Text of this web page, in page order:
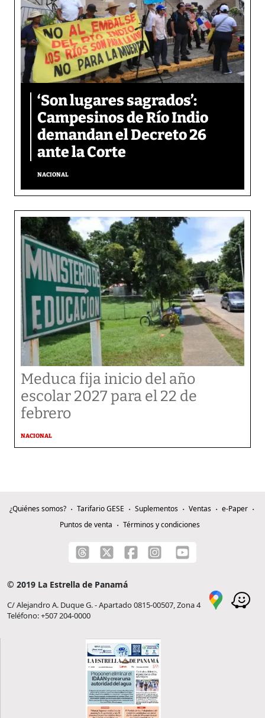
‘Son lugares sagrados’:
Campesinos de Río Indio
demandan el Decreto 26
ante la Corte
NACIONAL
Meduca fija inicio del año
escolar 2027 para el 22 de
febrero
NACIONAL
¿Quiénes somos? Tarifario GESE Suplementos Ventas
e-Paper
Puntos de venta
Términos y condiciones
© 2019 La Estrella de Panamá
C/ Alejandro A. Duque G. - Apartado 0815-00507, Zona 4
Teléfono: +507 204-0000